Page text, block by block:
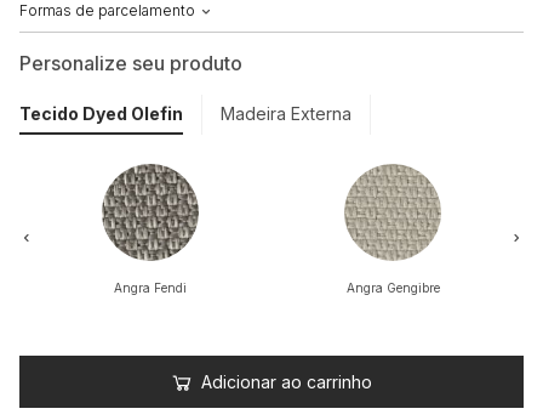
Formas de parcelamento
Personalize seu produto
Tecido Dyed Olefin Madeira Externa
Angra Fendi Angra Gengibre
Adicionar ao carrinho